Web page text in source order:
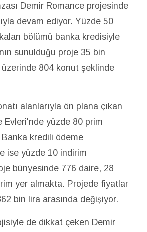
Demir Romance projesinde
devam ediyor. Yüzde 50
bölümü banka kredisiyle
sunulduğu proje 35 bin
804 konut şeklinde
alanlarıyla ön plana çıkan
Evleri'nde yüzde 80 prim
kredili ödeme
ise yüzde 10 indirim
bünyesinde 776 daire, 28
yer almakta. Projede fiyatlar
bin lira arasında değişiyor.
de dikkat çeken Demir